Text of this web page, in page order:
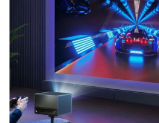
Bezdrôtové pripojenie- niektoré
podporujú WiFi alebo bluetooth,
prehrávanie prezentácií, filmov
zariadení bez potreby káblov.
PiP (Picture in Picture)-
premietať až dve rôzne videá
USB- vďaka USB portu
pripojíte k PC, notebooku či